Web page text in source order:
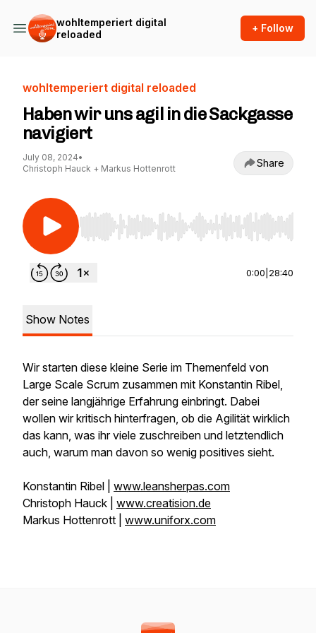
wohltemperiert digital
reloaded
+ Follow
wohltemperiert digital reloaded
Haben wir uns agil in die Sackgasse
navigiert
July 08, 2024•
Christoph Hauck + Markus Hottenrott
Share
Use Left/Right to seek, Home/End to jump to
0:00 28:40
Show Notes
Wir starten diese kleine Serie im Themenfeld von
Large Scale Scrum zusammen mit Konstantin Ribel,
der seine langjährige Erfahrung einbringt. Dabei
wollen wir kritisch hinterfragen, ob die Agilität wirklich
das kann, was ihr viele zuschreiben und letztendlich
auch, warum man davon so wenig positives sieht.
Konstantin Ribel | www.leansherpas.com
Christoph Hauck | www.creatision.de
Markus Hottenrott | www.uniforx.com